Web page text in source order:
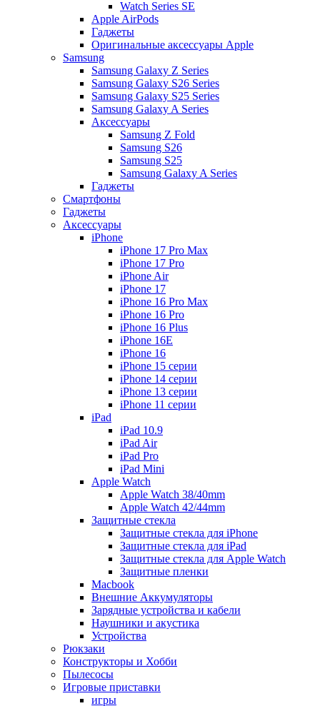
Watch Series SE
Apple AirPods
Гаджеты
Оригинальные аксессуары Apple
Samsung
Samsung Galaxy Z Series
Samsung Galaxy S26 Series
Samsung Galaxy S25 Series
Samsung Galaxy A Series
Аксессуары
Samsung Z Fold
Samsung S26
Samsung S25
Samsung Galaxy A Series
Гаджеты
Смартфоны
Гаджеты
Аксессуары
iPhone
iPhone 17 Pro Max
iPhone 17 Pro
iPhone Air
iPhone 17
iPhone 16 Pro Max
iPhone 16 Pro
iPhone 16 Plus
iPhone 16E
iPhone 16
iPhone 15 серии
iPhone 14 серии
iPhone 13 серии
iPhone 11 серии
iPad
iPad 10.9
iPad Air
iPad Pro
iPad Mini
Apple Watch
Apple Watch 38/40mm
Apple Watch 42/44mm
Защитные стекла
Защитные стекла для iPhone
Защитные стекла для iPad
Защитные стекла для Apple Watch
Защитные пленки
Macbook
Внешние Аккумуляторы
Зарядные устройства и кабели
Наушники и акустика
Устройства
Рюкзаки
Конструкторы и Хобби
Пылесосы
Игровые приставки
игры